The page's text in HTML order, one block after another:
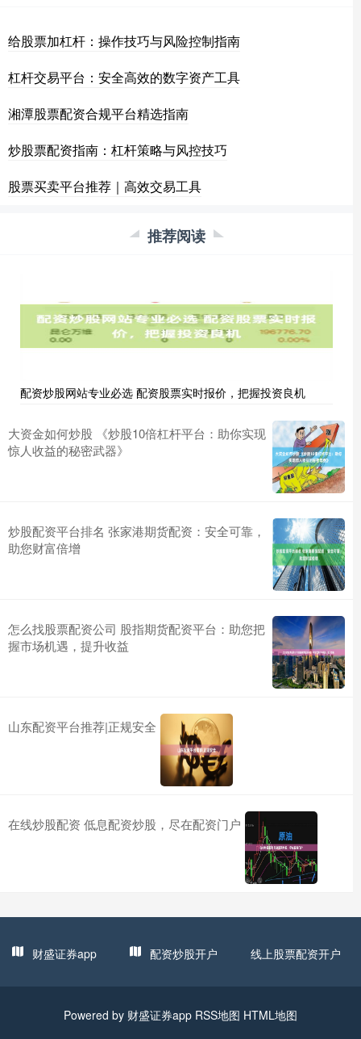
给股票加杠杆：操作技巧与风险控制指南
杠杆交易平台：安全高效的数字资产工具
湘潭股票配资合规平台精选指南
炒股票配资指南：杠杆策略与风控技巧
股票买卖平台推荐｜高效交易工具
推荐阅读
配资炒股网站专业必选 配资股票实时报价，把握投资良机
大资金如何炒股 《炒股10倍杠杆平台：助你实现
惊人收益的秘密武器》
炒股配资平台排名 张家港期货配资：安全可靠，
助您财富倍增
怎么找股票配资公司 股指期货配资平台：助您把
握市场机遇，提升收益
山东配资平台推荐|正规安全
在线炒股配资 低息配资炒股，尽在配资门户
财盛证券app 配资炒股开户 线上股票配资开户
Powered by 财盛证券app RSS地图 HTML地图